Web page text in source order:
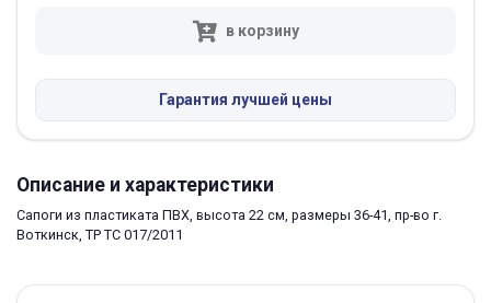
в корзину
Гарантия лучшей цены
Описание и характеристики
Сапоги из пластиката ПВХ, высота 22 см, размеры 36-41, пр-во г.
Воткинск, ТР ТС 017/2011